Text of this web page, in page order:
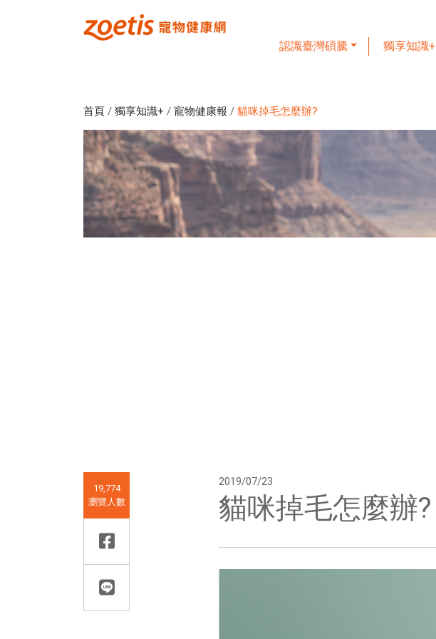
認識臺灣碩騰 獨享知識+
首頁 / 獨享知識+ / 寵物健康報 / 貓咪掉毛怎麼辦?
19,774
瀏覽人數
2019/07/23
貓咪掉毛怎麼辦?